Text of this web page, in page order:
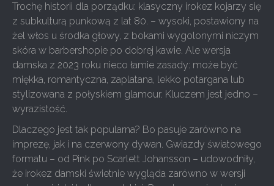
Trochę historii dla porządku: klasyczny irokez kojarzy się
z subkulturą punkową z lat 80. – wysoki, postawiony na
żel włos u środka głowy, z bokami wygolonymi niczym
skóra w barbershopie po dobrej kawie. Ale wersja
damska z 2023 roku nieco łamie zasady: może być
miękka, romantyczna, zaplatana, lekko potargana lub
stylizowana z połyskiem glamour. Kluczem jest jedno –
wyrazistość.
Dlaczego jest tak popularna? Bo pasuje zarówno na
imprezę, jak i na czerwony dywan. Gwiazdy światowego
formatu – od Pink po Scarlett Johansson – udowodniły,
że irokez damski świetnie wygląda zarówno w wersji